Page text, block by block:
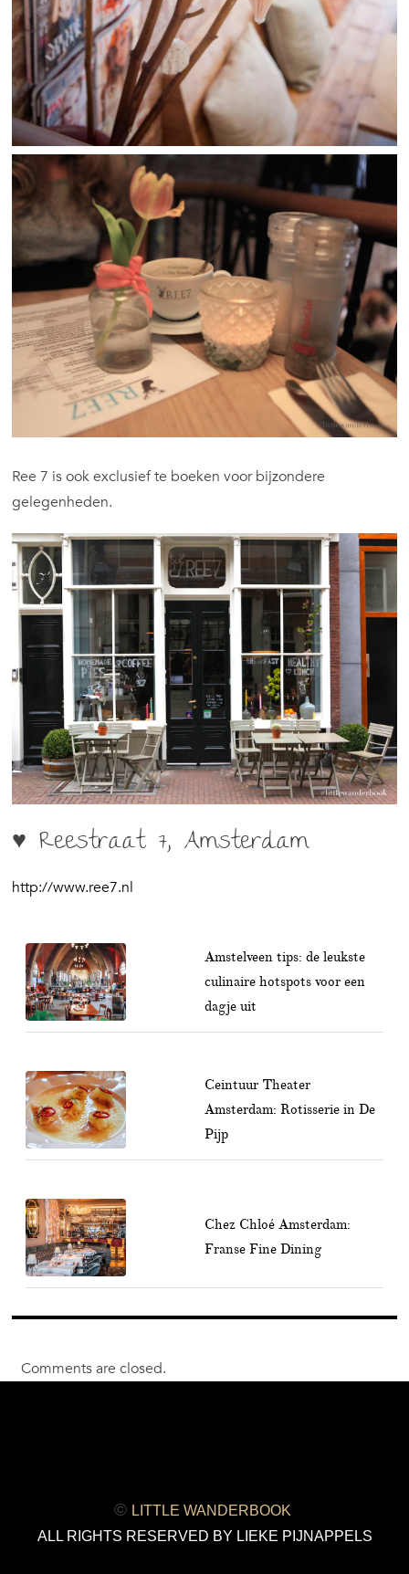
Ree 7 is ook exclusief te boeken voor bijzondere
gelegenheden.
♥ Reestraat 7, Amsterdam
http://www.ree7.nl
Amstelveen tips: de leukste
culinaire hotspots voor een
dagje uit
Ceintuur Theater
Amsterdam: Rotisserie in De
Pijp
Chez Chloé Amsterdam:
Franse Fine Dining
Comments are closed.
© LITTLE WANDERBOOK
ALL RIGHTS RESERVED BY LIEKE PIJNAPPELS